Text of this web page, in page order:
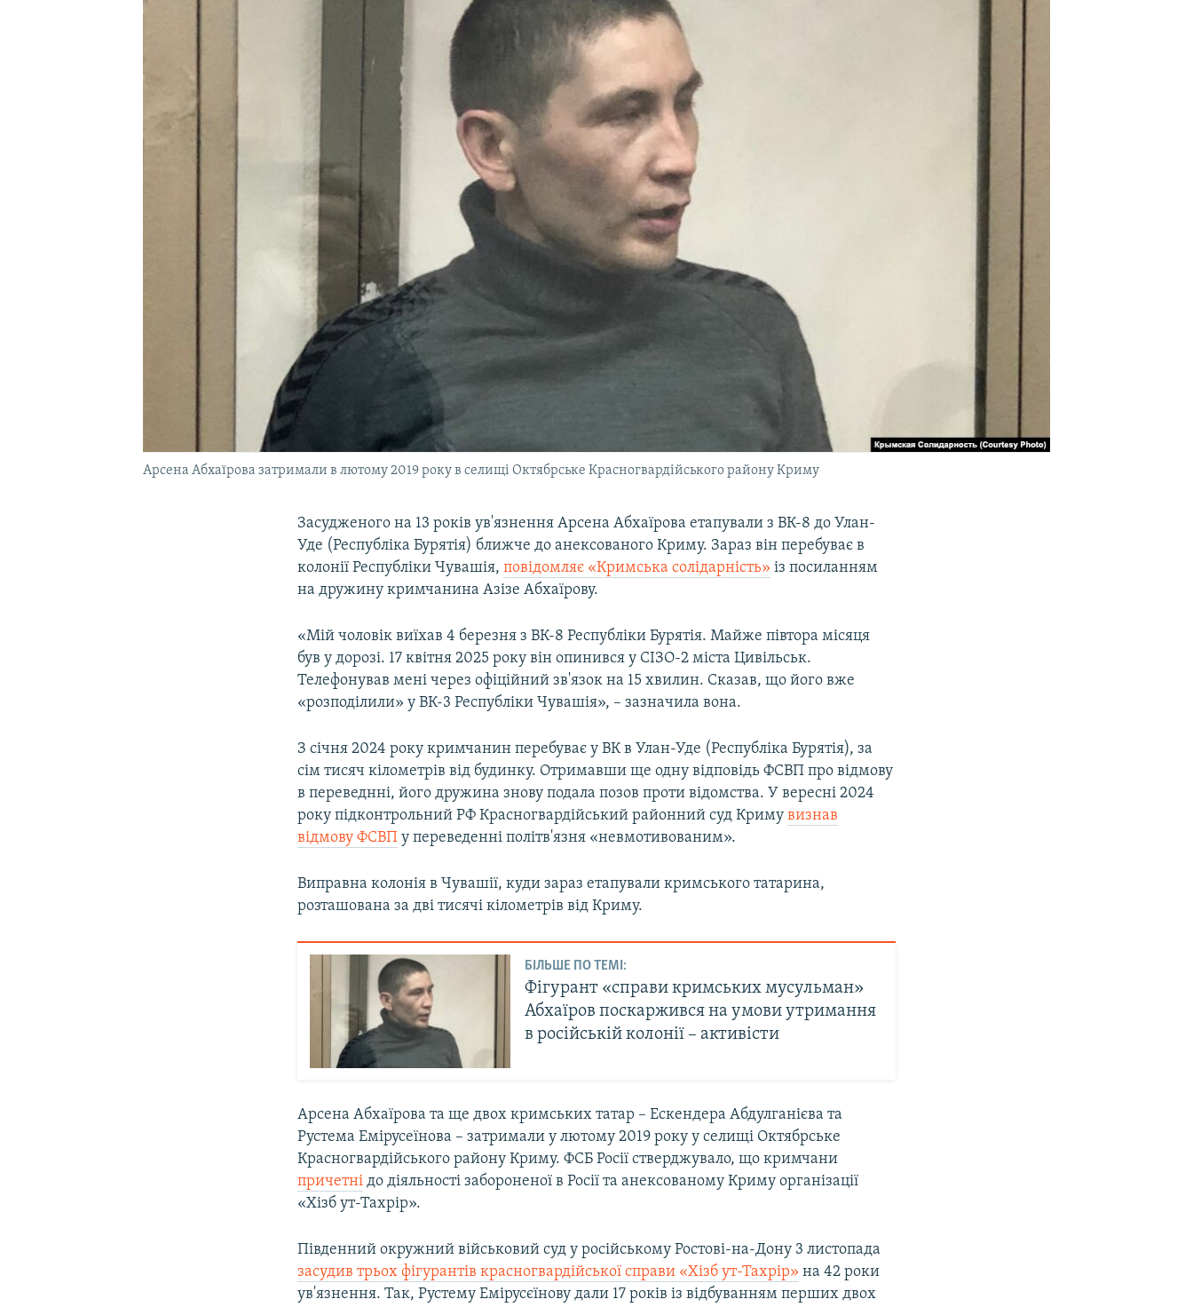
Арсена Абхаїрова затримали в лютому 2019 року в селищі Октябрське Красногвардійського району Криму
Засудженого на 13 років ув'язнення Арсена Абхаїрова етапували з ВК-8 до Улан-
Уде (Республіка Бурятія) ближче до анексованого Криму. Зараз він перебуває в
колонії Республіки Чувашія,повідомляє «Кримська солідарність» із посиланням
на дружину кримчанина Азізе Абхаїрову.
«Мій чоловік виїхав 4 березня з ВК-8 Республіки Бурятія. Майже півтора місяця
був у дорозі. 17 квітня 2025 року він опинився у СІЗО-2 міста Цивільськ.
Телефонував мені через офіційний зв'язок на 15 хвилин. Сказав, що його вже
«розподілили» у ВК-3 Республіки Чувашія», – зазначила вона.
З січня 2024 року кримчанин перебуває у ВК в Улан-Уде (Республіка Бурятія), за
сім тисяч кілометрів від будинку. Отримавши ще одну відповідь ФСВП про відмову
в переведнні, його дружина знову подала позов проти відомства. У вересні 2024
року підконтрольний РФ Красногвардійський районний суд Кримувизнав
відмову ФСВП у переведенні політв'язня «невмотивованим».
Виправна колонія в Чувашії, куди зараз етапували кримського татарина,
розташована за дві тисячі кілометрів від Криму.
БІЛЬШЕ ПО ТЕМІ:
Фігурант «справи кримських мусульман»
Абхаїров поскаржився на умови утримання
в російській колонії – активісти
Арсена Абхаїрова та ще двох кримських татар – Ескендера Абдулганієва та
Рустема Емірусеїнова – затримали у лютому 2019 року у селищі Октябрське
Красногвардійського району Криму. ФСБ Росії стверджувало, що кримчани
причетні до діяльності забороненої в Росії та анексованому Криму організації
«Хізб ут-Тахрір».
Південний окружний військовий суд у російському Ростові-на-Дону 3 листопада
засудив трьох фігурантів красногвардійської справи «Хізб ут-Тахрір» на 42 роки
ув'язнення. Так, Рустему Емірусєїнову дали 17 років із відбуванням перших двох